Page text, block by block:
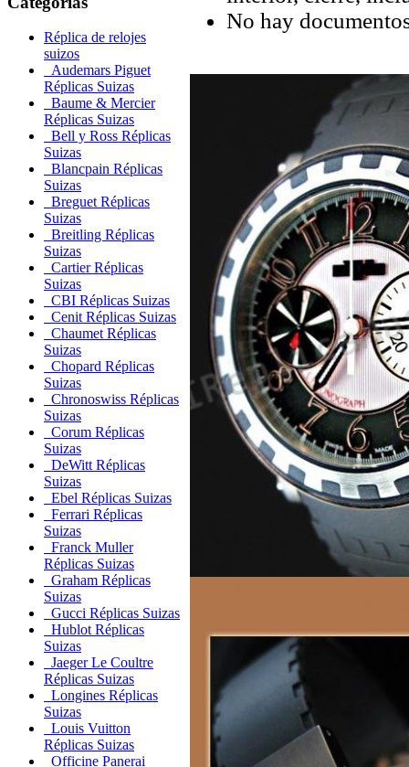
Réplica de relojes
suizos
Audemars Piguet
Réplicas Suizas
Baume & Mercier
Réplicas Suizas
Bell y Ross Réplicas
Suizas
Blancpain Réplicas
Suizas
Breguet Réplicas
Suizas
Breitling Réplicas
Suizas
Cartier Réplicas
Suizas
CBI Réplicas Suizas
Cenit Réplicas Suizas
Chaumet Réplicas
Suizas
Chopard Réplicas
Suizas
Chronoswiss Réplicas
Suizas
Corum Réplicas
Suizas
DeWitt Réplicas
Suizas
Ebel Réplicas Suizas
Ferrari Réplicas
Suizas
Franck Muller
Réplicas Suizas
Graham Réplicas
Suizas
Gucci Réplicas Suizas
Hublot Réplicas
Suizas
Jaeger Le Coultre
Réplicas Suizas
Longines Réplicas
Suizas
Louis Vuitton
Réplicas Suizas
Officine Panerai
No hay